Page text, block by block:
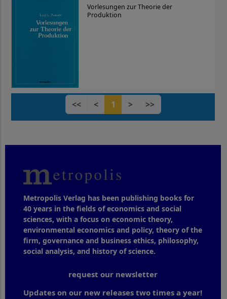
Vorlesungen zur Theorie der
Produktion
<< < 1 > >>
Metropolis Verlag has been publishing books for
40 years in the fields of economics and social
sciences, with a focus on economic theory,
environmental economics and policy, theory of the
firm, governance and business ethics, philosophy,
social analysis, and history of science.
request our newsletter
Updates on our new releases two times a year!